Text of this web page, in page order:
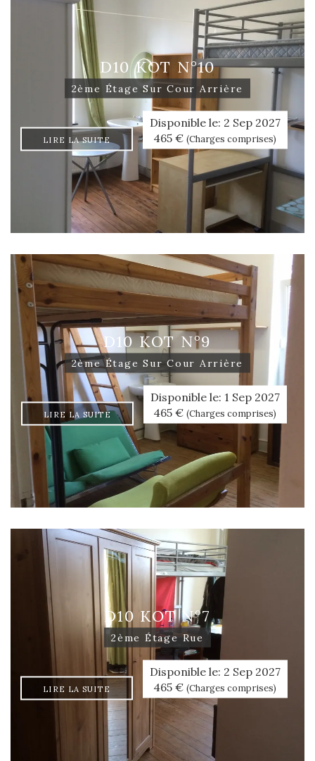
D10 KOT N°10
2ème Étage Sur Cour Arrière
LIRE LA SUITE
Disponible le: 2 Sep 2027
465 €(Charges comprises)
D10 KOT N°9
2ème Étage Sur Cour Arrière
LIRE LA SUITE
Disponible le: 1 Sep 2027
465 €(Charges comprises)
D10 KOT N°7
2ème Étage Rue
LIRE LA SUITE
Disponible le: 2 Sep 2027
465 €(Charges comprises)